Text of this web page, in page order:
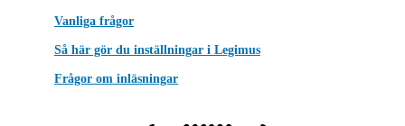
Vanliga frågor
Så här gör du inställningar i Legimus
Frågor om inläsningar